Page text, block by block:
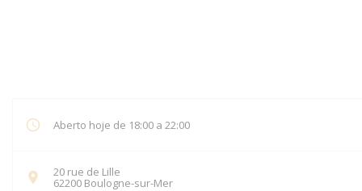
Aberto hoje de 18:00 a 22:00
20 rue de Lille
62200 Boulogne-sur-Mer((abre numa nova janela))